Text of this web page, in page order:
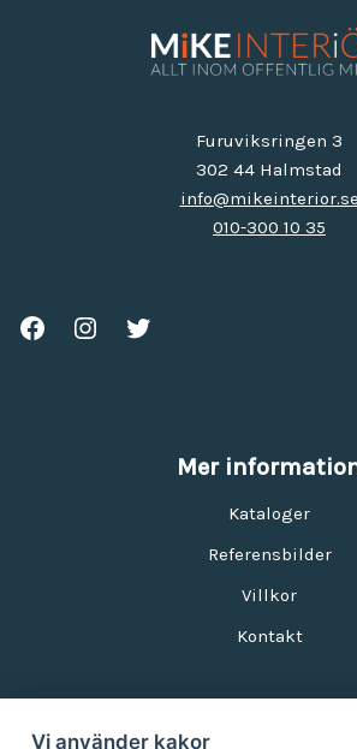
Furuviksringen 3
302 44 Halmstad
info@mikeinterior.se
010-300 10 35
Mer
Kataloger
Referensbilder
Villkor
Kontakt
Vi använder kakor